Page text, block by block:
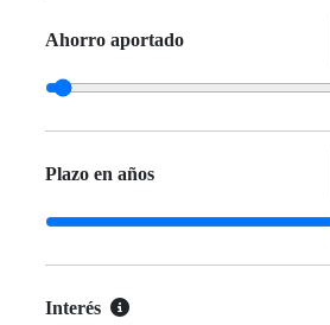
Ahorro aportado
Plazo en años
Interés